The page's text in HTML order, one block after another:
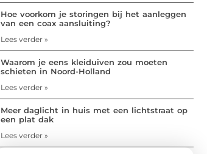
Hoe voorkom je storingen bij het aanleggen
van een coax aansluiting?
Lees verder »
Waarom je eens kleiduiven zou moeten
schieten in Noord-Holland
Lees verder »
Meer daglicht in huis met een lichtstraat op
een plat dak
Lees verder »